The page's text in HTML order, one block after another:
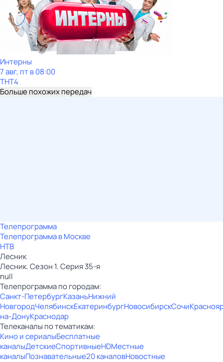
Интерны
7 авг, пт в 08:00
ТНТ4
Больше похожих передач
Телепрограмма
Телепрограмма в Москве
НТВ
Лесник
Лесник. Сезон 1. Серия 35-я
null
Телепрограмма по городам:
Санкт-ПетербургКазаньНижний
НовгородЧелябинскЕкатеринбургНовосибирскСочи
на-ДонуКраснодар
Телеканалы по тематикам:
Кино и сериалыБесплатные
каналыДетскиеСпортивныеHDМестные
каналыПознавательные20 каналовНовостные